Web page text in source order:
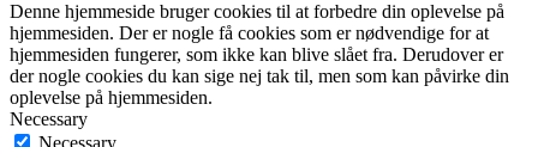
Denne hjemmeside bruger cookies til at forbedre din oplevelse på
hjemmesiden. Der er nogle få cookies som er nødvendige for at
hjemmesiden fungerer, som ikke kan blive slået fra. Derudover er
der nogle cookies du kan sige nej tak til, men som kan påvirke din
oplevelse på hjemmesiden.
Necessary